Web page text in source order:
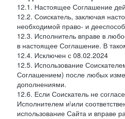
12.1. Настоящее Соглашение
12.2. Соискатель, заключая
необходимой право- и
12.3. Исполнитель вправе в
в настоящее Соглашение. В
12.4. Исключен с 08.02.2024
12.5. Использование
Соглашением) после любых
дополнениями.
12.6. Если Соискатель не
Исполнителем и\или
использование Сайта и вправе